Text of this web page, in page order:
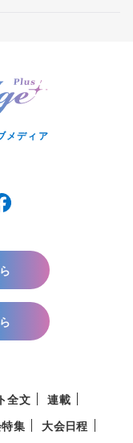
メディア
全文
連載
集 大会日程